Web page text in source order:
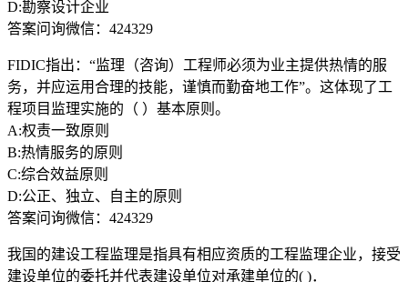
D:勘察设计企业
答案问询微信：424329
FIDIC指出：“监理（咨询）工程师必须为业主提供热情的服
务，并应运用合理的技能，谨慎而勤奋地工作”。这体现了工
程项目监理实施的（ ）基本原则。
A:权责一致原则
B:热情服务的原则
C:综合效益原则
D:公正、独立、自主的原则
答案问询微信：424329
我国的建设工程监理是指具有相应资质的工程监理企业，接受
建设单位的委托并代表建设单位对承建单位的( )．